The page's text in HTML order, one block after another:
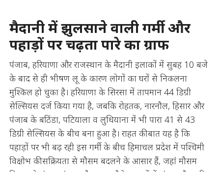
मैदानी में झुलसाने वाली गर्मी और
पहाड़ों पर चढ़ता पारे का ग्राफ
पंजाब, हरियाणा और राजस्थान के मैदानी इलाकों में सुबह 10 बजे
के बाद से ही भीषण लू के कारण लोगों का घरों से निकलना
मुश्किल हो चुका है। हरियाणा के सिरसा में तापमान 44 डिग्री
सेल्सियस दर्ज किया गया है, जबकि रोहतक, नारनौल, हिसार और
पंजाब के बठिंडा, पटियाला व लुधियाना में भी पारा 41 से 43
डिग्री सेल्सियस के बीच बना हुआ है। राहत की बात यह है कि
पहाड़ों पर भी बढ़ रही इस गर्मी के बीच हिमाचल प्रदेश में पश्चिमी
विक्षोभ की सक्रियता से मौसम बदलने के आसार हैं, जहां मौसम